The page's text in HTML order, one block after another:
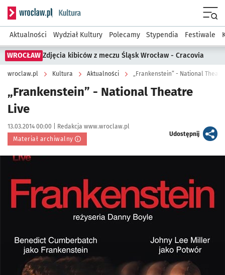
Serwis informacyjny wroclaw.pl podserwis: Kultura
Aktualności Wydział Kultury Polecamy Stypendia Festiwale
WROCŁAW Zdjęcia kibiców z meczu Śląsk Wrocław - Cracovia
wroclaw.pl Kultura Aktualności „Frankenstein” - National
„Frankenstein” - National Theatre
Live
Data publikacji:
13.03.2014 00:00 | Autor:
Redakcja www.wroclaw.pl
Materiał archiwalny
Udostępnijartykuł
Kliknij, aby powiększyć